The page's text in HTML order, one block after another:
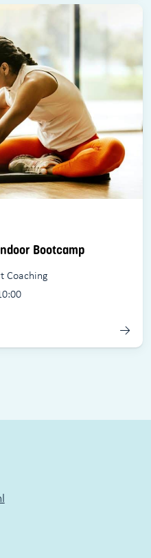
Bootcamp
Coaching